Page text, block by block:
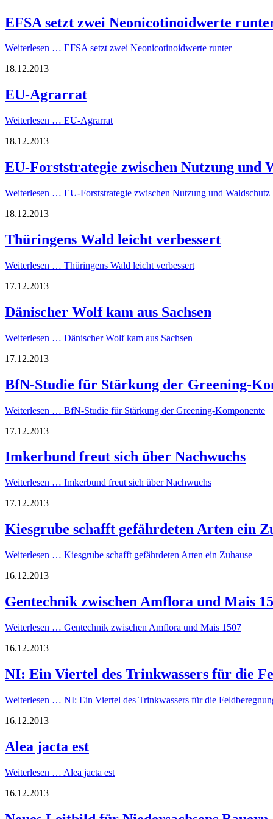
EFSA setzt zwei Neonicotinoidwerte
Weiterlesen … EFSA setzt zwei Neonicotinoidwerte runter
18.12.2013
EU-Agrarrat
Weiterlesen … EU-Agrarrat
18.12.2013
EU-Forststrategie zwischen Nutzung und
Weiterlesen … EU-Forststrategie zwischen Nutzung und Waldschutz
18.12.2013
Thüringens Wald leicht verbessert
Weiterlesen … Thüringens Wald leicht verbessert
17.12.2013
Dänischer Wolf kam aus Sachsen
Weiterlesen … Dänischer Wolf kam aus Sachsen
17.12.2013
BfN-Studie für Stärkung der Greening-
Weiterlesen … BfN-Studie für Stärkung der Greening-Komponente
17.12.2013
Imkerbund freut sich über Nachwuchs
Weiterlesen … Imkerbund freut sich über Nachwuchs
17.12.2013
Kiesgrube schafft gefährdeten Arten ein
Weiterlesen … Kiesgrube schafft gefährdeten Arten ein Zuhause
16.12.2013
Gentechnik zwischen Amflora und Mais
Weiterlesen … Gentechnik zwischen Amflora und Mais 1507
16.12.2013
NI: Ein Viertel des Trinkwassers für die
Weiterlesen … NI: Ein Viertel des Trinkwassers für die
16.12.2013
Alea jacta est
Weiterlesen … Alea jacta est
16.12.2013